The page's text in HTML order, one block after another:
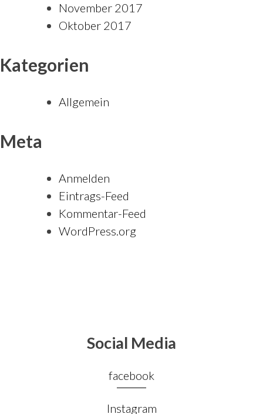
November 2017
Oktober 2017
Kategorien
Allgemein
Meta
Anmelden
Eintrags-Feed
Kommentar-Feed
WordPress.org
Social Media
facebook
Instagram